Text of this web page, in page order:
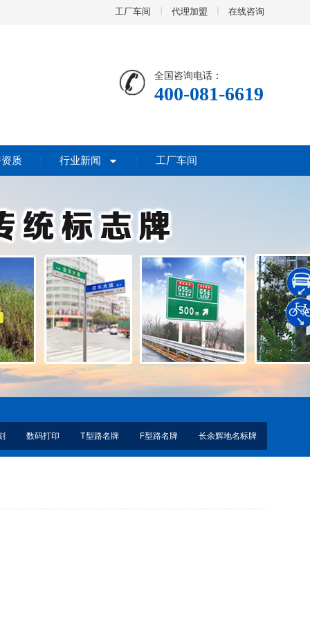
工厂车间 代理加盟 在线咨询
全国咨询电话：
400-081-6619
质 行业新闻 工厂车间
数码打印 T型路名牌 F型路名牌 长余辉地名标牌